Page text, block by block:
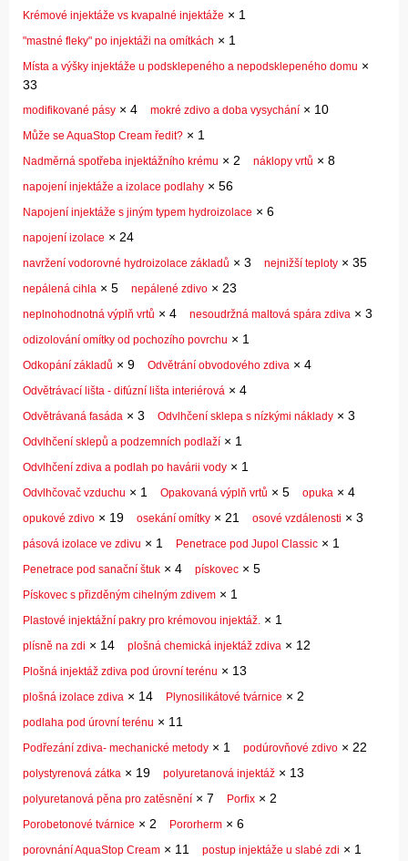
Krémové injektáže vs kvapalné injektáže × 1
"mastné fleky" po injektáži na omítkách × 1
Místa a výšky injektáže u podsklepeného a nepodsklepeného domu ×
33
modifikované pásy × 4 mokré zdivo a doba vysychání × 10
Může se AquaStop Cream ředit? × 1
Nadměrná spotřeba injektážního krému × 2 náklopy vrtů × 8
napojení injektáže a izolace podlahy × 56
Napojení injektáže s jiným typem hydroizolace × 6
napojení izolace × 24
navržení vodorovné hydroizolace základů × 3 nejnižší teploty × 35
nepálená cihla × 5 nepálené zdivo × 23
neplnohodnotná výplň vrtů × 4 nesoudržná maltová spára zdiva × 3
odizolování omítky od pochozího povrchu × 1
Odkopání základů × 9 Odvětrání obvodového zdiva × 4
Odvětrávací lišta - difúzní lišta interiérová × 4
Odvětrávaná fasáda × 3 Odvlhčení sklepa s nízkými náklady × 3
Odvlhčení sklepů a podzemních podlaží × 1
Odvlhčení zdiva a podlah po havárii vody × 1
Odvlhčovač vzduchu × 1 Opakovaná výplň vrtů × 5 opuka × 4
opukové zdivo × 19 osekání omítky × 21 osové vzdálenosti × 3
pásová izolace ve zdivu × 1 Penetrace pod Jupol Classic × 1
Penetrace pod sanační štuk × 4 pískovec × 5
Pískovec s přizděným cihelným zdivem × 1
Plastové injektážní pakry pro krémovou injektáž. × 1
plísně na zdi × 14 plošná chemická injektáž zdiva × 12
Plošná injektáž zdiva pod úrovní terénu × 13
plošná izolace zdiva × 14 Plynosilikátové tvárnice × 2
podlaha pod úrovní terénu × 11
Podřezání zdiva- mechanické metody × 1 podúrovňové zdivo × 22
polystyrenová zátka × 19 polyuretanová injektáž × 13
polyuretanová pěna pro zatěsnění × 7 Porfix × 2
Porobetonové tvárnice × 2 Pororherm × 6
porovnání AquaStop Cream × 11 postup injektáže u slabé zdi × 1